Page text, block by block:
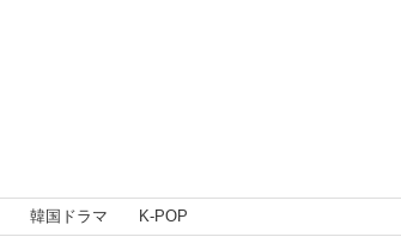
韓国ドラマ K-POP